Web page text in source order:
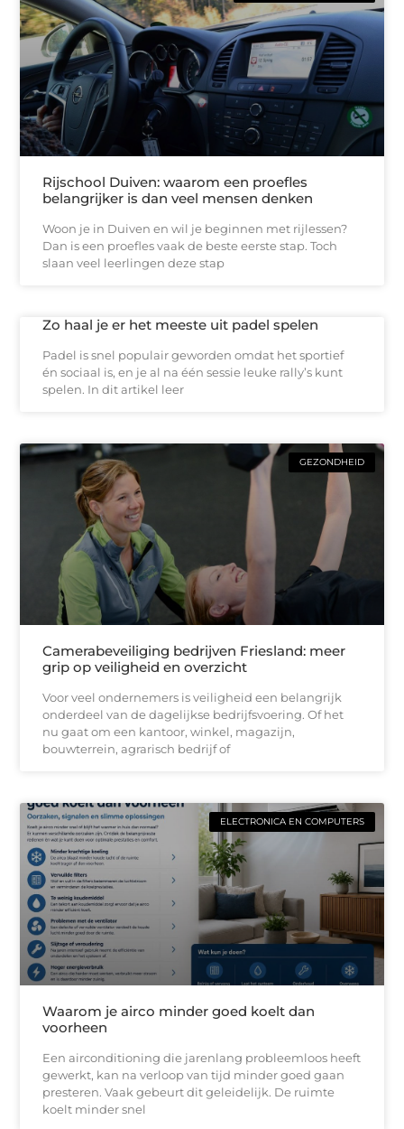
Rijschool Duiven: waarom een proefles
belangrijker is dan veel mensen denken
Woon je in Duiven en wil je beginnen met rijlessen?
Dan is een proefles vaak de beste eerste stap. Toch
slaan veel leerlingen deze stap
Zo haal je er het meeste uit padel spelen
Padel is snel populair geworden omdat het sportief
én sociaal is, en je al na één sessie leuke rally’s kunt
spelen. In dit artikel leer
GEZONDHEID
Camerabeveiliging bedrijven Friesland: meer
grip op veiligheid en overzicht
Voor veel ondernemers is veiligheid een belangrijk
onderdeel van de dagelijkse bedrijfsvoering. Of het
nu gaat om een kantoor, winkel, magazijn,
bouwterrein, agrarisch bedrijf of
ELECTRONICA EN COMPUTERS
Waarom je airco minder goed koelt dan
voorheen
Een airconditioning die jarenlang probleemloos heeft
gewerkt, kan na verloop van tijd minder goed gaan
presteren. Vaak gebeurt dit geleidelijk. De ruimte
koelt minder snel